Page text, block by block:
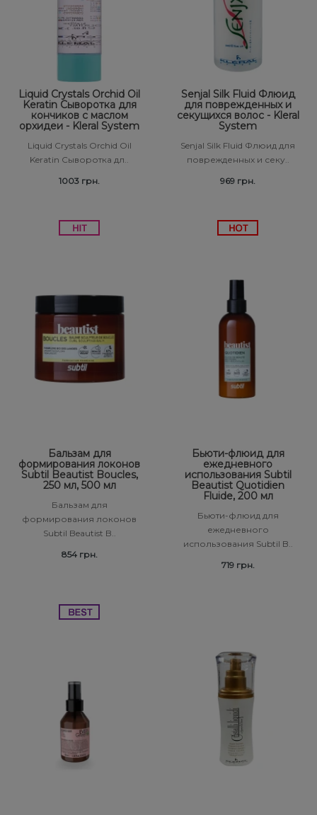
Liquid Crystals Orchid Oil
Keratin Сыворотка для
кончиков с маслом
орхидеи - Kleral System
Liquid Crystals Orchid Oil
Keratin Сыворотка дл..
1003 грн.
Senjal Silk Fluid Флюид
для поврежденных и
секущихся волос - Kleral
System
Senjal Silk Fluid Флюид для
поврежденных и секу..
969 грн.
Бальзам для
формирования локонов
Subtil Beautist Boucles,
250 мл, 500 мл
Бальзам для
формирования локонов
Subtil Beautist B..
854 грн.
Бьюти-флюид для
ежедневного
использования Subtil
Beautist Quotidien
Fluide, 200 мл
Бьюти-флюид для
ежедневного
использования Subtil B..
719 грн.